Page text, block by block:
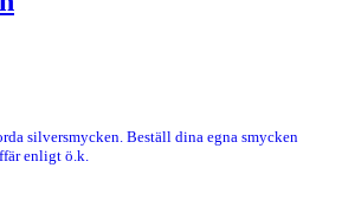
silversmycken. Beställ dina egna smycken
enligt ö.k.